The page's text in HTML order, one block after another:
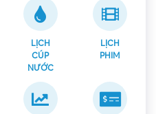
LỊCH
CÚP
NƯỚC
LỊCH
PHIM